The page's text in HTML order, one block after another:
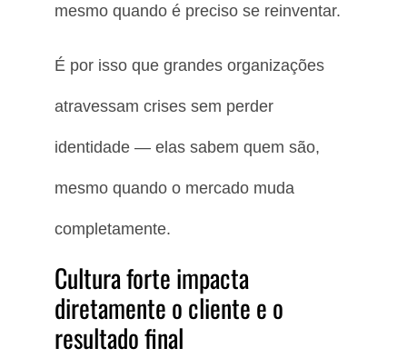
mesmo quando é preciso se reinventar.
É por isso que grandes organizações
atravessam crises sem perder
identidade — elas sabem quem são,
mesmo quando o mercado muda
completamente.
Cultura forte impacta
diretamente o cliente e o
resultado final